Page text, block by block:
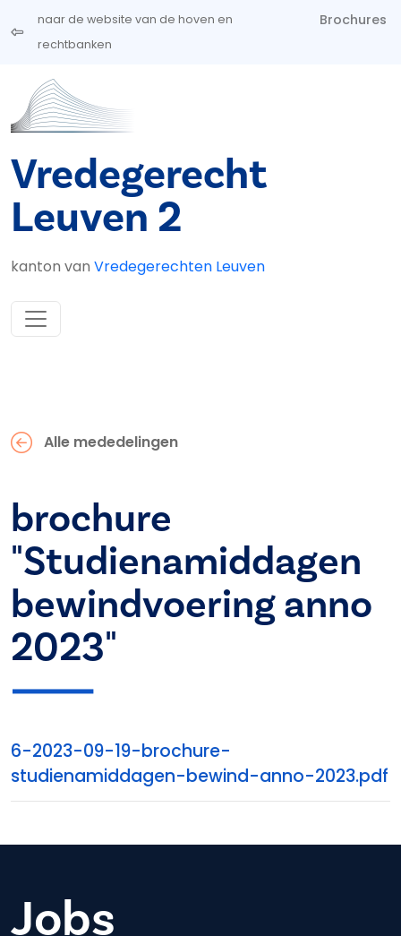
Overslaan en naar de inhoud gaan
naar de website van de hoven en
rechtbanken
Brochures
Vredegerecht
Leuven 2
kanton van Vredegerechten Leuven
Alle mededelingen
brochure
"Studienamiddagen
bewindvoering anno
2023"
6-2023-09-19-brochure-
studienamiddagen-bewind-anno-2023.pdf
Jobs